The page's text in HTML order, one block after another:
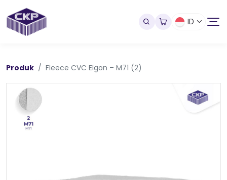
ID
Produk Fleece CVC Elgon – M71 (2)